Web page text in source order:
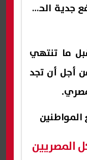
جدية الحجز
ما تنتهي
أجل أن تجد
المواطنين
المصريين